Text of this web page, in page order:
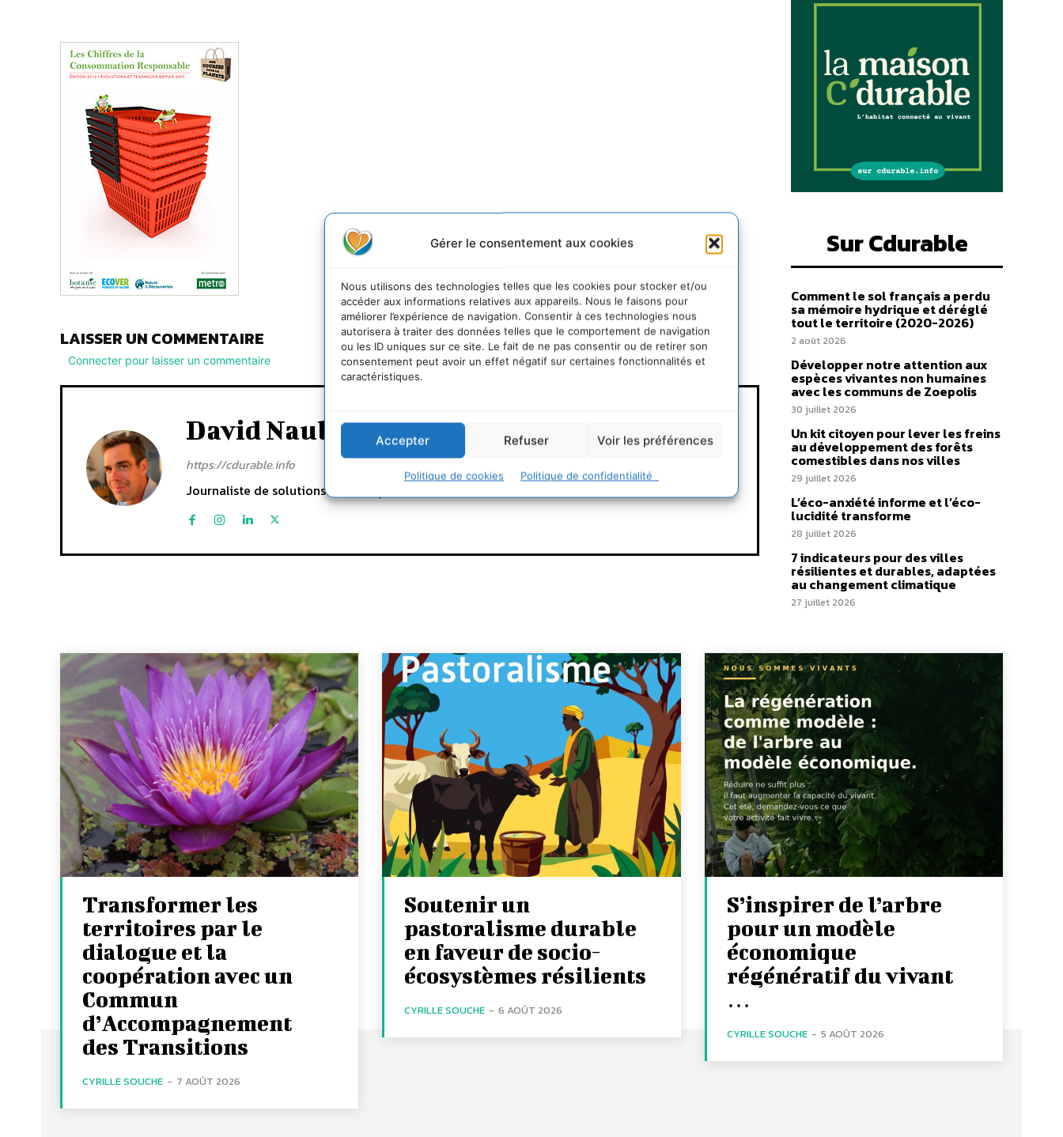
Gérer le consentement aux cookies
Nous utilisons des technologies telles que les cookies pour stocker et/ou
accéder aux informations relatives aux appareils. Nous le faisons pour
améliorer l’expérience de navigation. Consentir à ces technologies nous
autorisera à traiter des données telles que le comportement de navigation
ou les ID uniques sur ce site. Le fait de ne pas consentir ou de retirer son
consentement peut avoir un effet négatif sur certaines fonctionnalités et
caractéristiques.
Accepter Refuser Voir les préférences
Politique de cookies Politique de confidentialité
LAISSER UN COMMENTAIRE
Connecter pour laisser un commentaire
David Naulin
https://cdurable.info
Journaliste de solutions écologiques et sociales en Occitanie.
Sur Cdurable
Comment le sol français a perdu
sa mémoire hydrique et déréglé
tout le territoire (2020-2026)
2 août 2026
Développer notre attention aux
espèces vivantes non humaines
avec les communs de Zoepolis
30 juillet 2026
Un kit citoyen pour lever les freins
au développement des forêts
comestibles dans nos villes
29 juillet 2026
L’éco-anxiété informe et l’éco-
lucidité transforme
28 juillet 2026
7 indicateurs pour des villes
résilientes et durables, adaptées
au changement climatique
27 juillet 2026
Transformer les
territoires par le
dialogue et la
coopération avec un
Commun
d’Accompagnement
des Transitions
CYRILLE SOUCHE - 7 AOÛT 2026
Soutenir un
pastoralisme durable
en faveur de socio-
écosystèmes résilients
CYRILLE SOUCHE - 6 AOÛT 2026
S’inspirer de l’arbre
pour un modèle
économique
régénératif du vivant
…
CYRILLE SOUCHE - 5 AOÛT 2026